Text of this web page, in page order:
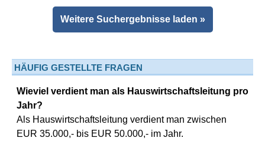
Weitere Suchergebnisse laden »
HÄUFIG GESTELLTE FRAGEN
Wieviel verdient man als Hauswirtschaftsleitung pro
Jahr?
Als Hauswirtschaftsleitung verdient man zwischen
EUR 35.000,- bis EUR 50.000,- im Jahr.